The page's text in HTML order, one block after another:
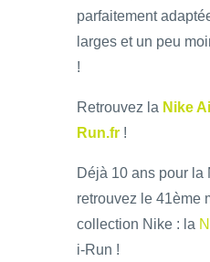
parfaitement
larges et un peu
!
Retrouvez la Nike
Run.fr !
Déjà 10 ans pour la
retrouvez le 41ème
collection Nike : la
i-Run !